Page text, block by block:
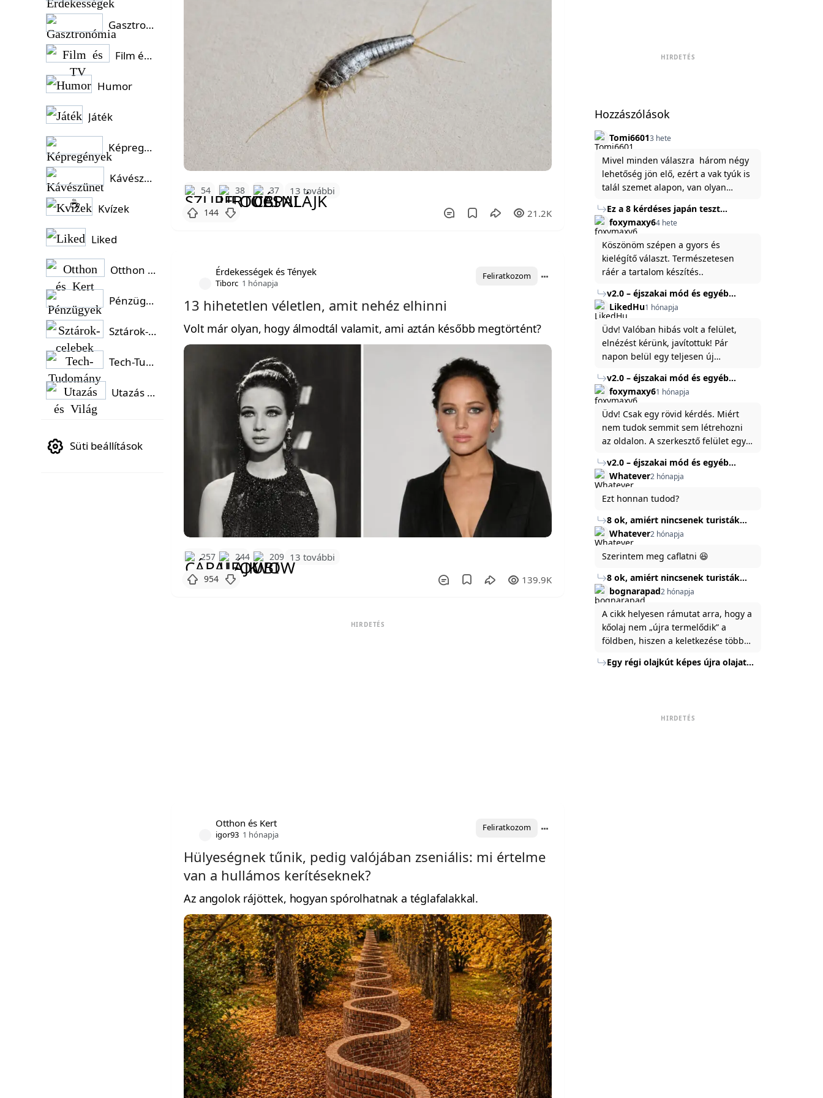
54 38 37 13 további
144 21.2K
Érdekességek és Tények
Tiborc 1 hónapja
Feliratkozom
13 hihetetlen véletlen, amit nehéz elhinni
Volt már olyan, hogy álmodtál valamit, ami aztán később megtörtént?
257 244 209 13 további
954 139.9K
HIRDETÉS
Otthon és Kert
igor93 1 hónapja
Feliratkozom
Hülyeségnek tűnik, pedig valójában zseniális: mi értelme
van a hullámos kerítéseknek?
Az angolok rájöttek, hogyan spórolhatnak a téglafalakkal.
HIRDETÉS
Hozzászólások
Tomi66013 hete
Mivel minden válaszra három négy
lehetőség jön elő, ezért a vak tyúk is
talál szemet alapon, van olyan
Ez a 8 kérdéses japán teszt
hibátlanul feltárja az igazságot
rólad
foxymaxy64 hete
Köszönöm szépen a gyors és
kielégítő választ. Természetesen
ráér a tartalom készítés..
v2.0 – éjszakai mód és egyéb
fejlesztések
LikedHu1 hónapja
Üdv! Valóban hibás volt a felület,
elnézést kérünk, javítottuk! Pár
napon belül egy teljesen új
weboldal legújabb, 3.0-ás verzióját,
és vélhetően ez zavart be kicsit.Egy
baráti megjegyzés: ha nem fontos
és tud várni néhány napot a
tartalom, amit készíteni
szeretnél, inkább várj néhány napot,
mert ég és föld lesz a különbség a
jelenlegi rendszer és az új között -
legfőképpen egyébként épp
tartalomkészítési szempontból! :)
v2.0 – éjszakai mód és egyéb
fejlesztések
foxymaxy61 hónapja
Üdv! Csak egy rövid kérdés. Miért
nem tudok semmit sem létrehozni
az oldalon. A szerkesztő felület egy
Köszönöm ha válaszoltok.
v2.0 – éjszakai mód és egyéb
fejlesztések
Whatever2 hónapja
Ezt honnan tudod?
8 ok, amiért nincsenek turisták
Törökország Fekete-tenger felőli
partján
Whatever2 hónapja
Szerintem meg caflatni 😆
8 ok, amiért nincsenek turisták
Törökország Fekete-tenger felőli
partján
bognarapad2 hónapja
A cikk helyesen rámutat arra, hogy a
kőolaj nem „újra termelődik” a
földben, hiszen a keletkezése több
Energiaügyi Minisztériuma szerint a
nyomáskülönbség kiegyenlítődik,
Egy régi olajkút képes újra olajat
HIRDETÉS
Gasztronómia
Film és TV
Humor
Játék
Képregények
Kávészünet ☕
Kvízek
Liked
Otthon és Kert
Pénzügyek
Sztárok-celebek
Tech-Tudomány
Utazás és Világ
Süti beállítások